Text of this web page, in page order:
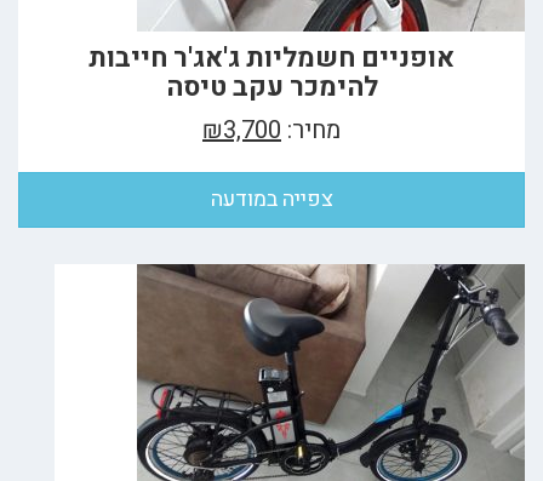
אופניים חשמליות ג'אג'ר חייבות
להימכר עקב טיסה
מחיר:₪3,700
צפייה במודעה